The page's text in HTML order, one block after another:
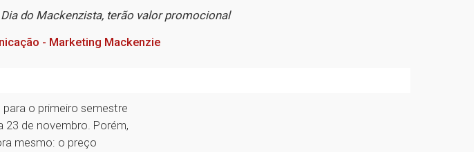
do Mackenzista, terão valor promocional
- Marketing Mackenzie
o primeiro semestre
23 de novembro. Porém,
mesmo: o preço